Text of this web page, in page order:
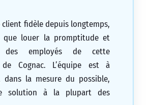
client fidèle depuis longtemps,
que louer la promptitude et
des employés de cette
de Cognac. L’équipe est à
dans la mesure du possible,
solution à la plupart des